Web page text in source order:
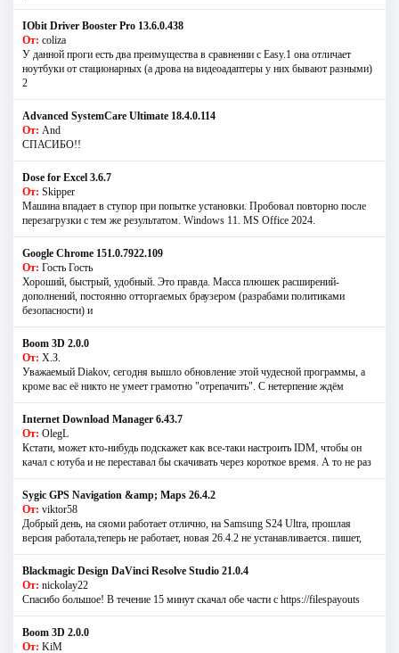
IObit Driver Booster Pro 13.6.0.438
От: coliza
У данной проги есть два преимущества в сравнении с Easy.1 она отличает
ноутбуки от стационарных (а дрова на видеоадаптеры у них бывают разными)
2
Advanced SystemCare Ultimate 18.4.0.114
От: And
СПАСИБО!!
Dose for Excel 3.6.7
От: Skipper
Машина впадает в ступор при попытке установки. Пробовал повторно после
перезагрузки с тем же результатом. Windows 11. MS Offiсe 2024.
Google Chrome 151.0.7922.109
От: Гость Гость
Хороший, быстрый, удобный. Это правда. Масса плюшек расширений-
дополнений, постоянно отторгаемых браузером (разрабами политиками
безопасности) и
Boom 3D 2.0.0
От: Х.З.
Уважаемый Diakov, сегодня вышло обновление этой чудесной программы, а
кроме вас её никто не умеет грамотно "отрепачить". С нетерпение ждём
Internet Download Manager 6.43.7
От: OlegL
Кстати, может кто-нибудь подскажет как все-таки настроить IDM, чтобы он
качал с ютуба и не переставал бы скачивать через короткое время. А то не раз
Sygic GPS Navigation &amp; Maps 26.4.2
От: viktor58
Добрый день, на сяоми работает отлично, на Samsung S24 Ultra, прошлая
версия работала,теперь не работает, новая 26.4.2 не устанавливается. пишет,
Blackmagic Design DaVinci Resolve Studio 21.0.4
От: nickolay22
Спасибо большое! В течение 15 минут скачал обе части с https://filespayouts
Boom 3D 2.0.0
От: KiM